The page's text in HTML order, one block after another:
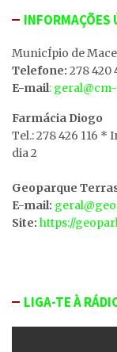
INFORMAÇÕES
MunicÍpio de
Telefone: 278 420
E-mail:
Farmácia Diogo
Tel.: 278 426 116 *
dia 2
Geoparque
E-mail:
Site: https://
LIGA-TE À